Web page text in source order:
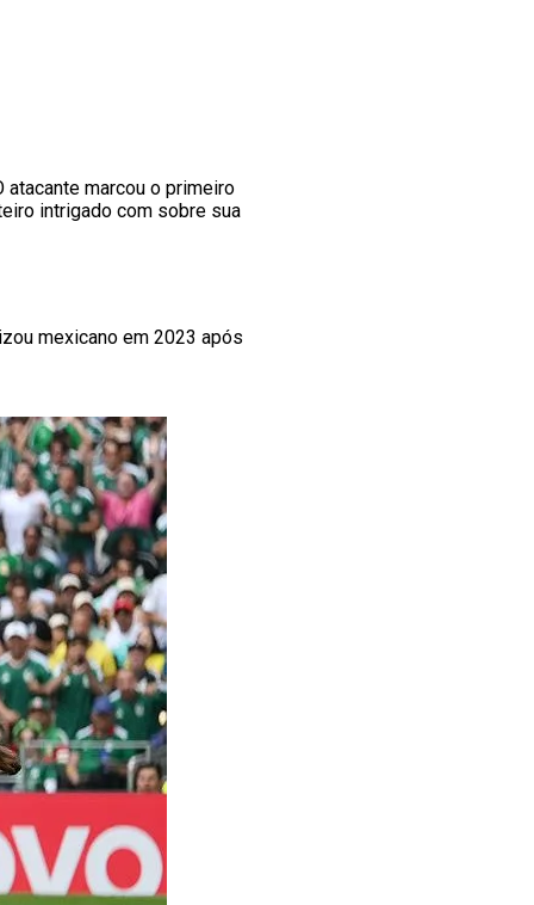
atacante marcou o primeiro
intrigado com sobre sua
mexicano em 2023 após